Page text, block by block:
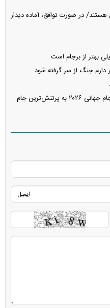
در صورت توافق، آماده دیدار
بهتر از برجام است
دارم جنگ از سر گرفته شود
از هیمنه ورزش تا هژمونی سیاست؛ جام جهانی ۲۰۲۶ به پرتنش‌ترین جام